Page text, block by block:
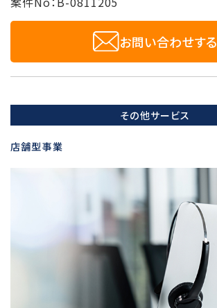
お問い合わせする
その他サービス
店舗型事業